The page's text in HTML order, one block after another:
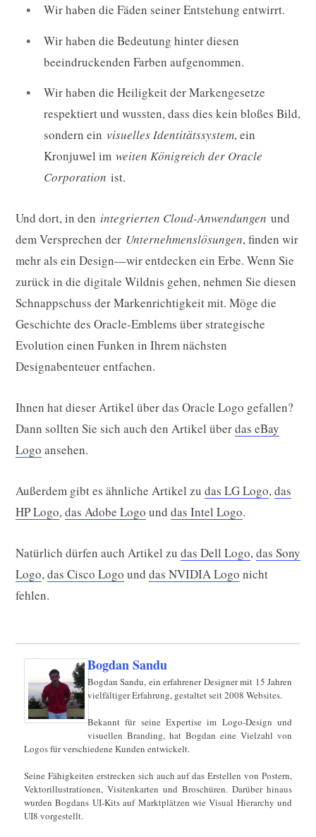
Wir haben die Fäden seiner Entstehung entwirrt.
Wir haben die Bedeutung hinter diesen
beeindruckenden Farben aufgenommen.
Wir haben die Heiligkeit der Markengesetze
respektiert und wussten, dass dies kein bloßes Bild,
sondern ein visuelles Identitätssystem, ein
Kronjuwel im weiten Königreich der Oracle
Corporation ist.
Und dort, in den integrierten Cloud-Anwendungen und
dem Versprechen der Unternehmenslösungen, finden wir
mehr als ein Design—wir entdecken ein Erbe. Wenn Sie
zurück in die digitale Wildnis gehen, nehmen Sie diesen
Schnappschuss der Markenrichtigkeit mit. Möge die
Geschichte des Oracle-Emblems über strategische
Evolution einen Funken in Ihrem nächsten
Designabenteuer entfachen.
Ihnen hat dieser Artikel über das Oracle Logo gefallen?
Dann sollten Sie sich auch den Artikel überdas eBay
Logo ansehen.
Außerdem gibt es ähnliche Artikel zu das LG Logo,das
HP Logo,das Adobe Logo und das Intel Logo.
Natürlich dürfen auch Artikel zu das Dell Logo,das Sony
Logo,das Cisco Logo und das NVIDIA Logo nicht
fehlen.
Bogdan Sandu
Bogdan Sandu, ein erfahrener Designer mit 15 Jahren
vielfältiger Erfahrung, gestaltet seit 2008 Websites.
Bekannt für seine Expertise im Logo-Design und
visuellen Branding, hat Bogdan eine Vielzahl von
Logos für verschiedene Kunden entwickelt.
Seine Fähigkeiten erstrecken sich auch auf das Erstellen von Postern,
Vektorillustrationen, Visitenkarten und Broschüren. Darüber hinaus
wurden Bogdans UI-Kits auf Marktplätzen wie Visual Hierarchy und
UI8 vorgestellt.